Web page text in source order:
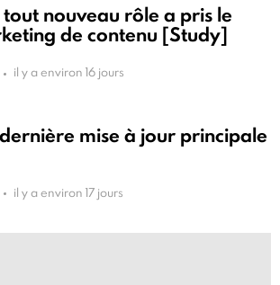
nouveau rôle a pris le
de contenu [Study]
il y a environ 16 jours
mise à jour principale
il y a environ 17 jours